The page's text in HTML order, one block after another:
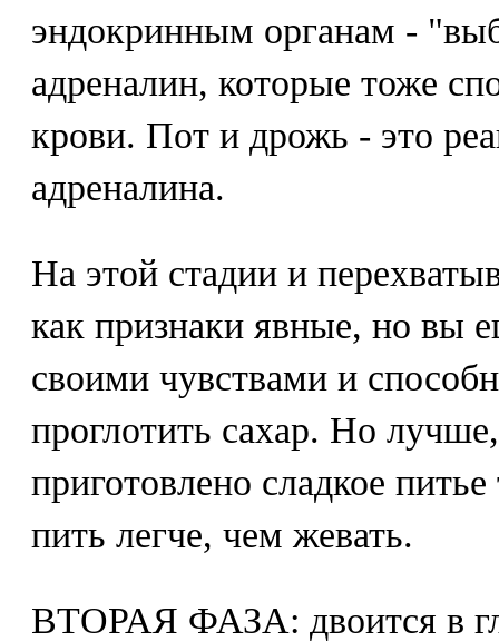
эндокринным органам -
адреналин, которые тоже
крови. Пот и дрожь - это
адреналина.
На этой стадии и
как признаки явные, но вы
своими чувствами и
проглотить сахар. Но
приготовлено сладкое
пить легче, чем жевать.
ВТОРАЯ ФАЗА: двоится в